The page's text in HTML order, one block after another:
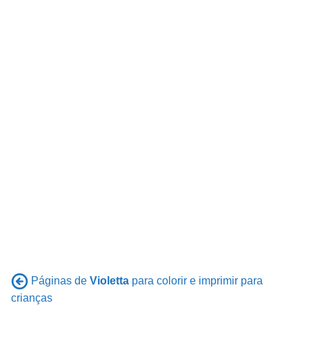
Páginas de Violetta para colorir e imprimir para
crianças